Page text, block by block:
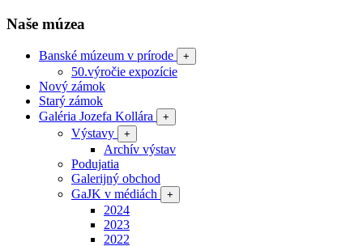
Naše múzea
Banské múzeum v prírode +
50.výročie expozície
Nový zámok
Starý zámok
Galéria Jozefa Kollára
+
Výstavy +
Archív výstav
Podujatia
Galerijný obchod
GaJK v médiách
+
2024
2023
2022